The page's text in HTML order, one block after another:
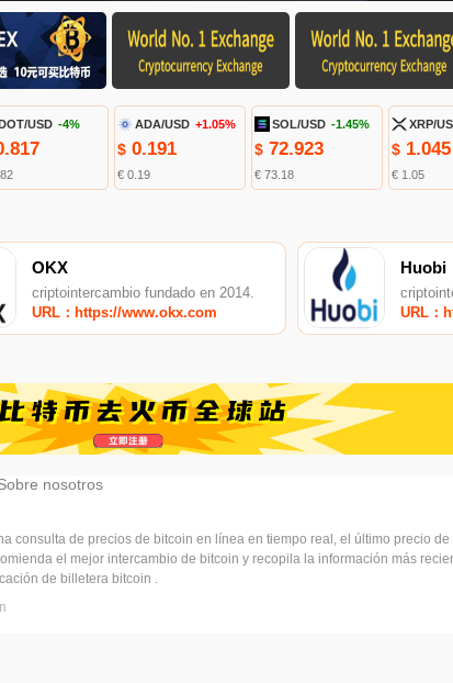
USD -4% ADA/USD +1.05%
$0.191
€ 0.19
SOL/USD -1.45%
$ 72.923
€ 73.18
XRP/
$ 1.045
€ 1.05
OKX
criptointercambio fundado en 2014.
URL：https://www.okx.com
Huobi
URL：
nosotros
consulta de precios de bitcoin en línea en tiempo real, el último precio
el mejor intercambio de bitcoin y recopila la información más
de billetera bitcoin .